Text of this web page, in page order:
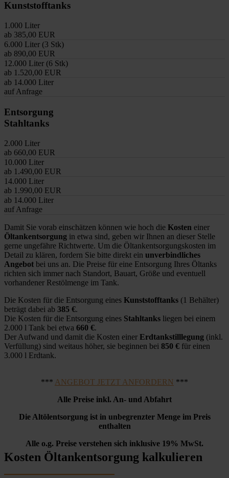
Kunststofftanks
1.000 Liter
ab 385,00 EUR
6.000 Liter (3 Stk)
ab 890,00 EUR
12.000 Liter (6 Stk)
ab 1.520,00 EUR
ab 14.000 Liter
auf Anfrage
Entsorgung
Stahltanks
2.000 Liter
ab 660,00 EUR
10.000 Liter
ab 1.490,00 EUR
14.000 Liter
ab 1.990,00 EUR
ab 14.000 Liter
auf Anfrage
Damit Sie vorab einschätzen können wie hoch die Kosten einer
Öltankentsorgung in etwa sind, geben wir Ihnen an dieser Stelle
gerne ungefähre Richtwerte. Um die Öltankentsorgungskosten im
Detail zu klären, fordern Sie bitte direkt ein unverbindliches
Angebot bei uns an. Die Preise für eine Entsorgung Ihres Öltanks
richten sich immer nach Standort, Bauart, Größe und eventuell
vorhandener Restölmenge im Tank.
Die Kosten für die Entsorgung eines Kunststofftanks (1 Behälter)
beträgt dabei ab 385 €.
Die Kosten für die Entsorgung eines Stahltanks liegen bei einem
2.000 l Tank bei etwa 660 €.
Der Aufwand und damit die Kosten einer Erdtankstilllegung (inkl.
Verfüllung) sind weitaus höher, sie beginnen bei 850 € für einen
3.000 l Erdtank.
*** ANGEBOT JETZT ANFORDERN ***
Alle Preise inkl. An- und Abfahrt
Die Altölentsorgung ist in unbegrenzter Menge im Preis
enthalten
Alle o.g. Preise verstehen sich inklusive 19% MwSt.
Kosten Öltankentsorgung kalkulieren